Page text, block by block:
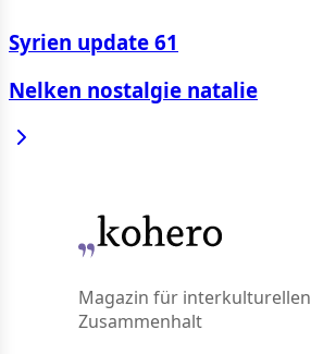
Syrien update 61
Nelken nostalgie natalie
Magazin für interkulturellen
Zusammenhalt